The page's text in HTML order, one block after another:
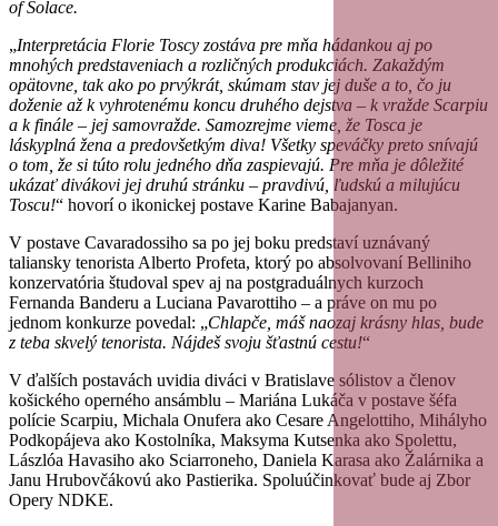
of Solace.
„Interpretácia Florie Toscy zostáva pre mňa hádankou aj po
mnohých predstaveniach a rozličných produkciách. Zakaždým
opätovne, tak ako po prvýkrát, skúmam stav jej duše a to, čo ju
doženie až k vyhrotenému koncu druhého dejstva – k vražde Scarpiu
a k finále – jej samovražde. Samozrejme vieme, že Tosca je
láskyplná žena a predovšetkým diva! Všetky speváčky preto snívajú
o tom, že si túto rolu jedného dňa zaspievajú. Pre mňa je dôležité
ukázať divákovi jej druhú stránku – pravdivú, ľudskú a milujúcu
Toscu!“ hovorí o ikonickej postave Karine Babajanyan.
V postave Cavaradossiho sa po jej boku predstaví uznávaný
taliansky tenorista Alberto Profeta, ktorý po absolvovaní Belliniho
konzervatória študoval spev aj na postgraduálnych kurzoch
Fernanda Banderu a Luciana Pavarottiho – a práve on mu po
jednom konkurze povedal: „Chlapče, máš naozaj krásny hlas, bude
z teba skvelý tenorista. Nájdeš svoju šťastnú cestu!“
V ďalších postavách uvidia diváci v Bratislave sólistov a členov
košického operného ansámblu – Mariána Lukáča v postave šéfa
polície Scarpiu, Michala Onufera ako Cesare Angelottiho, Mihályho
Podkopájeva ako Kostolníka, Maksyma Kutsenka ako Spolettu,
Lászlóa Havasiho ako Sciarroneho, Daniela Karasa ako Žalárnika a
Janu Hrubovčákovú ako Pastierika. Spoluúčinkovať bude aj Zbor
Opery NDKE.